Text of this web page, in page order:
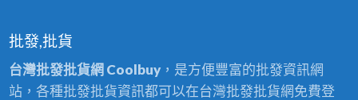
批發,批貨
台灣批發批貨網 Coolbuy，是方便豐富的批發資訊網
站，各種批發批貨資訊都可以在台灣批發批貨網免費登